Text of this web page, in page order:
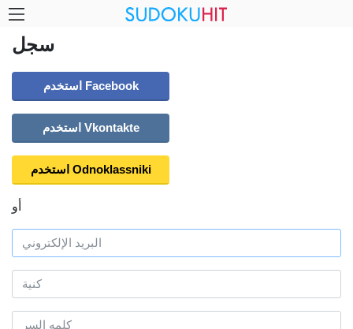
سجل
استخدم Facebook
استخدم Vkontakte
استخدم Odnoklassniki
أو